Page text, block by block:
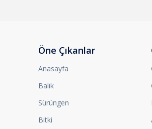
Öne Çıkanlar
Anasayfa
Balık
Sürüngen
Bitki